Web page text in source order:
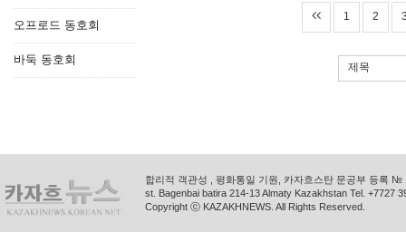
오프로드 동호회
바둑 동호회
1 2
제목
합리적 객관성 , 평화통일 기원, 카자흐스탄 문공부 등록
st. Bagenbai batira 214-13 Almaty Kazakhstan Tel. +7727
Copyright ⓒ KAZAKHNEWS. All Rights Reserved.